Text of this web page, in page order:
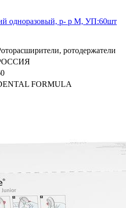
одноразовый, р- р M, УП:60шт
ротодержатели
FORMULA